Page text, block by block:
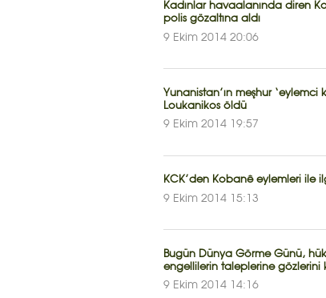
Kadınlar havaalanında diren
polis gözaltına aldı
9 Ekim 2014 20:06
Yunanistan’ın meşhur ‘eylemci
Loukanikos öldü
9 Ekim 2014 19:57
KCK’den Kobanê eylemleri ile
9 Ekim 2014 15:13
Bugün Dünya Görme Günü,
engellilerin taleplerine gözlerini
9 Ekim 2014 14:16